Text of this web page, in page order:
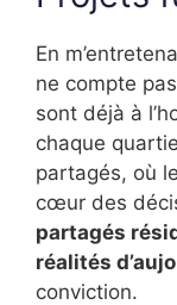
En
ne compte
sont déjà à
chaque
partagés, où
cœur des
partagés
réalités
conviction.